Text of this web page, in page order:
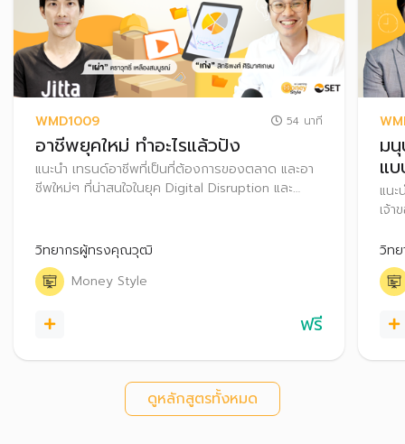
WMD1009 54 นาที
อาชีพยุคใหม่ ทำอะไรแล้วปัง
แนะนำ เทรนด์อาชีพที่เป็นที่ต้องการของตลาด และอา
ชีพใหม่ๆ ที่น่าสนใจในยุค Digital Disruption และ
วิทยากรผู้ทรงคุณวุฒิ
Money Style
ฟรี
ม
แ
แนะ
เจ้
แนะ
วิท
ดูหลักสูตรทั้งหมด